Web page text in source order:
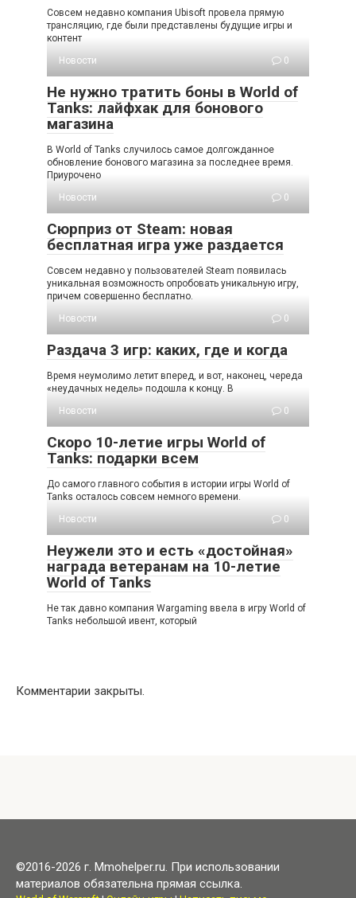
Совсем недавно компания Ubisoft провела прямую
трансляцию, где были представлены будущие игры и
контент
Новости
0
Не нужно тратить боны в World of
Tanks: лайфхак для бонового
магазина
В World of Tanks случилось самое долгожданное
обновление бонового магазина за последнее время.
Приурочено
Новости
0
Сюрприз от Steam: новая
бесплатная игра уже раздается
Совсем недавно у пользователей Steam появилась
уникальная возможность опробовать уникальную игру,
причем совершенно бесплатно.
Новости
0
Раздача 3 игр: каких, где и когда
Время неумолимо летит вперед, и вот, наконец, череда
«неудачных недель» подошла к концу. В
Новости
0
Скоро 10-летие игры World of
Tanks: подарки всем
До самого главного события в истории игры World of
Tanks осталось совсем немного времени.
Новости
0
Неужели это и есть «достойная»
награда ветеранам на 10-летие
World of Tanks
Не так давно компания Wargaming ввела в игру World of
Tanks небольшой ивент, который
Комментарии закрыты.
©2016-2026 г. Mmohelper.ru. При использовании
материалов обязательна прямая ссылка.